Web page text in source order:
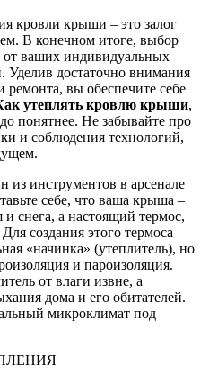
кровли крыши – это залог
В конечном итоге, выбор
от ваших индивидуальных
Уделив достаточно внимания
ремонта, вы обеспечите себе
утеплять кровлю крыши,
понятнее. Не забывайте про
и соблюдения технологий,
из инструментов в арсенале
себе, что ваша крыша –
снега, а настоящий термос,
создания этого термоса
«начинка» (утеплитель), но
и пароизоляция.
от влаги извне, а
дома и его обитателей.
микроклимат под